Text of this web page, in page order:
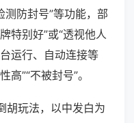
测防封号”等功能，部
特别好”或“透视他人
运行、自动连接等
”“不被封号”。
胡玩法，以中发白为